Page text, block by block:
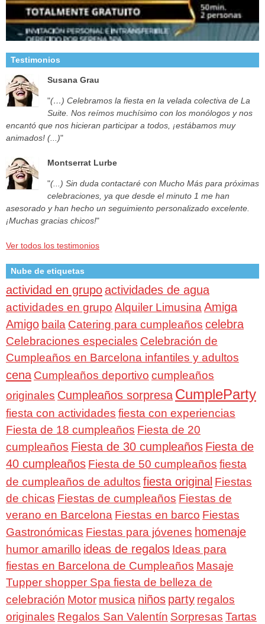
Testimonios
Susana Grau
"(…) Celebramos la fiesta en la velada colectiva de La
Suite. Nos reímos muchísimo con los monólogos y nos
encantó que nos hicieran participar a todos, ¡estábamos muy
animados! (...)"
Montserrat Lurbe
"(...) Sin duda contactaré con Mucho Más para próximas
celebraciones, ya que desde el minuto 1 me han
asesorado y han hecho un seguimiento personalizado excelente.
¡Muchas gracias chicos!"
Ver todos los testimonios
Nube de etiquetas
actividad en grupoactividades de agua
actividades en grupo Alquiler Limusina Amiga
Amigo baila Catering para cumpleaños celebra
Celebraciones especiales Celebración de
Cumpleaños en Barcelona infantiles y adultos
cena Cumpleaños deportivo cumpleaños
originales Cumpleaños sorpresa CumpleParty
fiesta con actividades fiesta con experiencias
Fiesta de 18 cumpleaños Fiesta de 20
cumpleaños Fiesta de 30 cumpleaños Fiesta de
40 cumpleaños Fiesta de 50 cumpleaños fiesta
de cumpleaños de adultos fiesta original Fiestas
de chicas Fiestas de cumpleaños Fiestas de
verano en Barcelona Fiestas en barco Fiestas
Gastronómicas Fiestas para jóvenes homenaje
humor amarillo ideas de regalos Ideas para
fiestas en Barcelona de Cumpleaños Masaje
Tupper shopper Spa fiesta de belleza de
celebración Motor musica niños party regalos
originales Regalos San Valentín Sorpresas Tartas